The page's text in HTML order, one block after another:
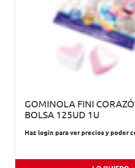
GOMINOLA FINI
BOLSA 125UD 1U
Haz login para ver precios y poder